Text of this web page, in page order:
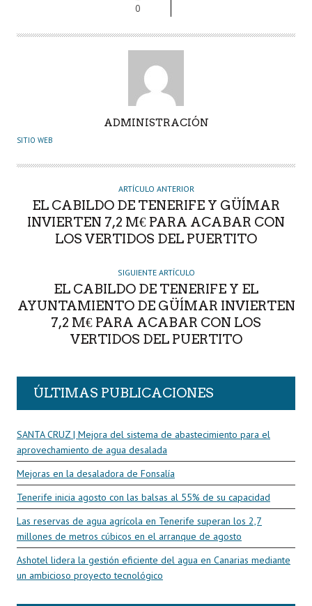
0
U
O
ADMINISTRACIÓN
SITIO WEB
ARTÍCULO ANTERIOR
EL CABILDO DE TENERIFE Y GÜÍMAR
INVIERTEN 7,2 M€ PARA ACABAR CON
LOS VERTIDOS DEL PUERTITO
SIGUIENTE ARTÍCULO
EL CABILDO DE TENERIFE Y EL
AYUNTAMIENTO DE GÜÍMAR INVIERTEN
7,2 M€ PARA ACABAR CON LOS
VERTIDOS DEL PUERTITO
ÚLTIMAS PUBLICACIONES
SANTA CRUZ | Mejora del sistema de abastecimiento para el
aprovechamiento de agua desalada
Mejoras en la desaladora de Fonsalía
Tenerife inicia agosto con las balsas al 55% de su capacidad
Las reservas de agua agrícola en Tenerife superan los 2,7
millones de metros cúbicos en el arranque de agosto
Ashotel lidera la gestión eficiente del agua en Canarias mediante
un ambicioso proyecto tecnológico